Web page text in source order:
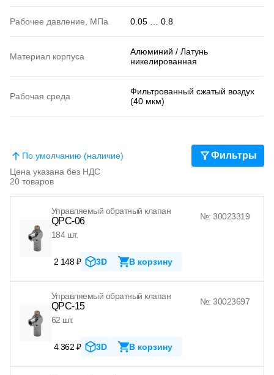
Рабочее давление, МПа 0.05 … 0.8
Материал корпуса
Алюминий / Латунь
никелированная
Рабочая среда
Фильтрованный сжатый воздух
(40 мкм)
20 товаров
Цена указана без НДС
По умолчанию (наличие) Фильтры
Управляемый обратный клапан
QPC-06
№: 30023319
184 шт.
2 148 ₽ 3D В корзину
Управляемый обратный клапан
QPC-15
№: 30023697
62 шт.
4 362 ₽ 3D В корзину